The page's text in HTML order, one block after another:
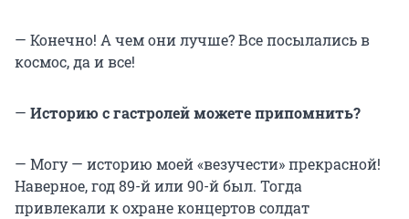
— Конечно! А чем они лучше? Все посылались в
космос, да и все!
— Историю с гастролей можете припомнить?
— Могу — историю моей «везучести» прекрасной!
Наверное, год 89-й или 90-й был. Тогда
привлекали к охране концертов солдат